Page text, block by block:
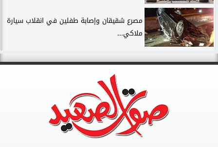
مصرع شقيقان وإصابة طفلين في انقلاب سيارة
ملاكي...